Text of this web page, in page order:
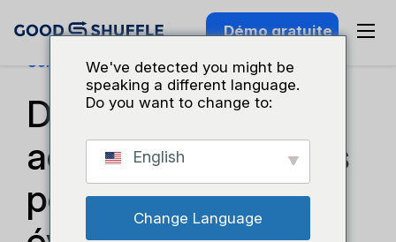
Démo gratuite
Connaissance Du Secteur
Dois-je louer ou
acheter des articles
pour mon
We've detected you might be
speaking a different language.
Do you want to change to:
English
Change Language